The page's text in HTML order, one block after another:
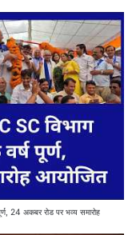
24 अकबर रोड पर भव्य समारोह